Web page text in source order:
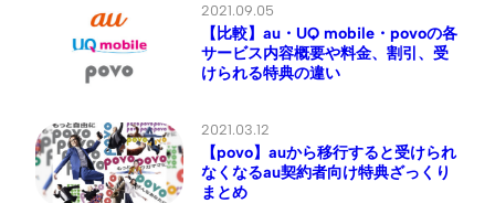
2021.09.05
【比較】au・UQ mobile・povoの各
サービス内容概要や料金、割引、受
けられる特典の違い
2021.03.12
【povo】auから移行すると受けられ
なくなるau契約者向け特典ざっくり
まとめ